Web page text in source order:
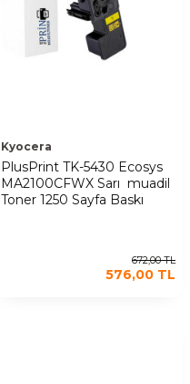
Kyocera
PlusPrint TK-5430 Ecosys
MA2100CFWX Sarı muadil
Toner 1250 Sayfa Baskı
672,00TL
576,00 TL